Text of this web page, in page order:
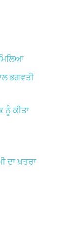
ਭਗਵਤੀ
ਨੂੰ ਕੀਤਾ
ਦਾ ਖ਼ਤਰਾ